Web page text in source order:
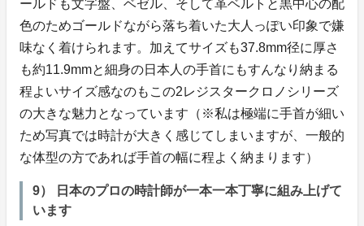
ールドも文字盤、ベゼル、そして革ベルトと黒中心の配
色のためゴールドながら落ち着いた大人っぽい印象で嫌
味なく着けられます。加えてサイズも37.8mm径に厚さ
も約11.9mmと細身の日本人の手首にもすんなり納まる
程よいサイズ感なのもこの2レジスタークロノシリーズ
の大きな魅力となっています（※私は極端に手首が細い
ため写真では時計が大きく感じてしまいますが、一般的
な体型の方であれば手首の幅に程よく納まります）
9） 日本のプロの時計師が一本一本丁寧に組み上げて
います